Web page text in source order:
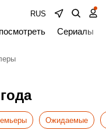
RUS
Сериалы
Ожидаемые